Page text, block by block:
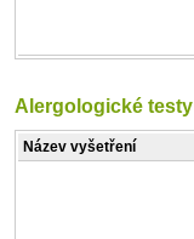
Alergologické testy
Název vyšetření